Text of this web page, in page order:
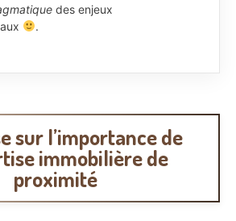
des enjeux
.
sur l’importance de
immobilière de
proximité